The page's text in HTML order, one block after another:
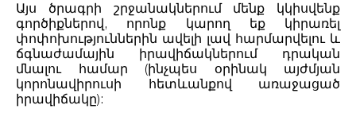
Այս ծրագրի շրջանակներում մենք կկիսվենք
գործիքներով, որոնք կարող եք կիրառել
փոփոխություններին ավելի լավ հարմարվելու և
ճգնաժամային իրավիճակներում դրական
մնալու համար (ինչպես օրինակ այժմյան
կորոնավիրուսի հետևանքով առաջացած
իրավիճակը):